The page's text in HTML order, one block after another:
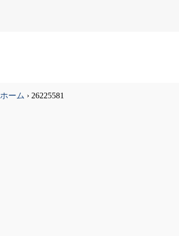
ホーム › 26225581